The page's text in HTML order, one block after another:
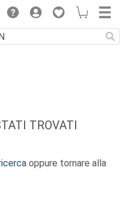
TROVATI
oppure tornare alla